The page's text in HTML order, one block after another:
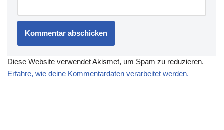
Diese Website verwendet Akismet, um Spam zu reduzieren.
Erfahre, wie deine Kommentardaten verarbeitet werden.